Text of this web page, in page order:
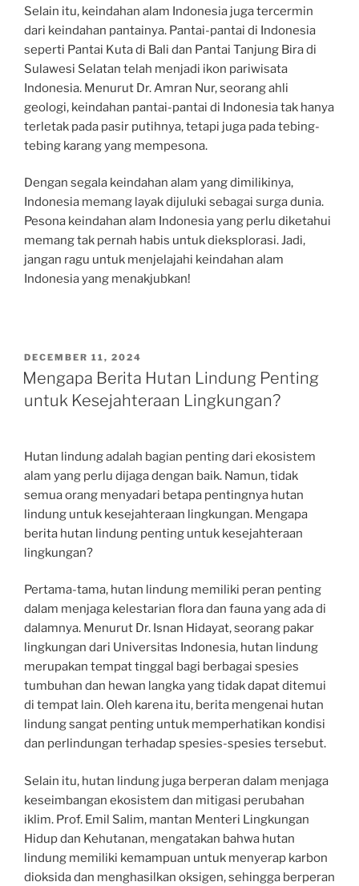
Selain itu, keindahan alam Indonesia juga tercermin
dari keindahan pantainya. Pantai-pantai di Indonesia
seperti Pantai Kuta di Bali dan Pantai Tanjung Bira di
Sulawesi Selatan telah menjadi ikon pariwisata
Indonesia. Menurut Dr. Amran Nur, seorang ahli
geologi, keindahan pantai-pantai di Indonesia tak hanya
terletak pada pasir putihnya, tetapi juga pada tebing-
tebing karang yang mempesona.
Dengan segala keindahan alam yang dimilikinya,
Indonesia memang layak dijuluki sebagai surga dunia.
Pesona keindahan alam Indonesia yang perlu diketahui
memang tak pernah habis untuk dieksplorasi. Jadi,
jangan ragu untuk menjelajahi keindahan alam
Indonesia yang menakjubkan!
POSTED
ON
DECEMBER 11, 2024
Mengapa Berita Hutan Lindung Penting
untuk Kesejahteraan Lingkungan?
Hutan lindung adalah bagian penting dari ekosistem
alam yang perlu dijaga dengan baik. Namun, tidak
semua orang menyadari betapa pentingnya hutan
lindung untuk kesejahteraan lingkungan. Mengapa
berita hutan lindung penting untuk kesejahteraan
lingkungan?
Pertama-tama, hutan lindung memiliki peran penting
dalam menjaga kelestarian flora dan fauna yang ada di
dalamnya. Menurut Dr. Isnan Hidayat, seorang pakar
lingkungan dari Universitas Indonesia, hutan lindung
merupakan tempat tinggal bagi berbagai spesies
tumbuhan dan hewan langka yang tidak dapat ditemui
di tempat lain. Oleh karena itu, berita mengenai hutan
lindung sangat penting untuk memperhatikan kondisi
dan perlindungan terhadap spesies-spesies tersebut.
Selain itu, hutan lindung juga berperan dalam menjaga
keseimbangan ekosistem dan mitigasi perubahan
iklim. Prof. Emil Salim, mantan Menteri Lingkungan
Hidup dan Kehutanan, mengatakan bahwa hutan
lindung memiliki kemampuan untuk menyerap karbon
dioksida dan menghasilkan oksigen, sehingga berperan